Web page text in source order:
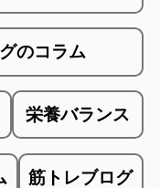
のコラム
栄養バランス
筋トレブログ